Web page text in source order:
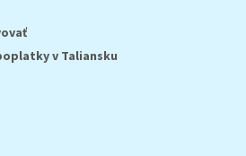
v Taliansku